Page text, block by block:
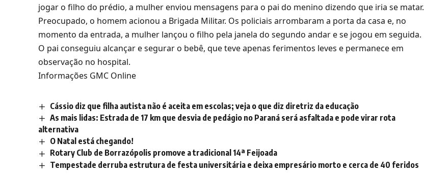
jogar o filho do prédio, a mulher enviou mensagens para o pai do menino dizendo que iria se matar.
Preocupado, o homem acionou a Brigada Militar. Os policiais arrombaram a porta da casa e, no
momento da entrada, a mulher lançou o filho pela janela do segundo andar e se jogou em seguida.
O pai conseguiu alcançar e segurar o bebê, que teve apenas ferimentos leves e permanece em
observação no hospital.
Informações GMC Online
Cássio diz que filha autista não é aceita em escolas; veja o que diz diretriz da educação
As mais lidas: Estrada de 17 km que desvia de pedágio no Paraná será asfaltada e pode virar rota
alternativa
O Natal está chegando!
Rotary Club de Borrazópolis promove a tradicional 14ª Feijoada
Tempestade derruba estrutura de festa universitária e deixa empresário morto e cerca de 40 feridos